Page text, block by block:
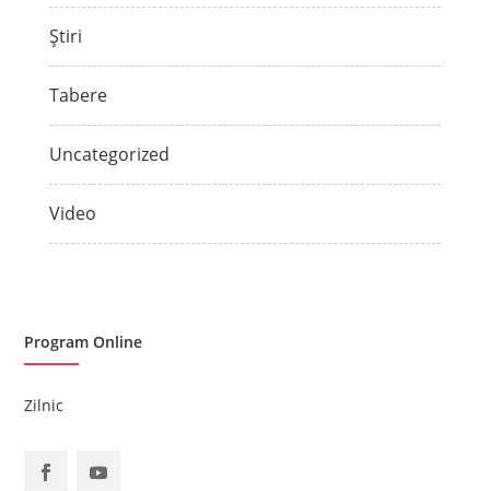
Știri
Tabere
Uncategorized
Video
Program Online
Zilnic